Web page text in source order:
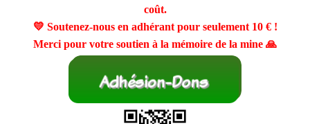
coût.
💛 Soutenez-nous en adhérant pour seulement 10 €!
Merci pour votre soutien à la mémoire de la mine 🙏